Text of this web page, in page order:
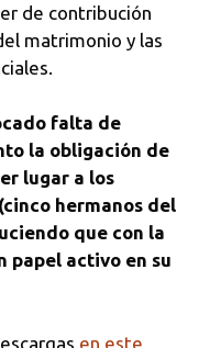
de contribución
matrimonio y las
falta de
la obligación de
lugar a los
hermanos del
que con la
papel activo en su
en este